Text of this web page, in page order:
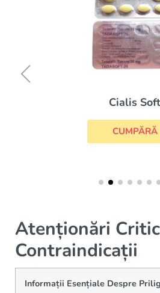
Cialis Soft
CUMPĂRĂ
Atenționări
Contraindicații
Informații Esențiale Despre